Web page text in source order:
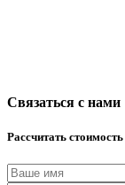
Связаться с нами
Рассчитать